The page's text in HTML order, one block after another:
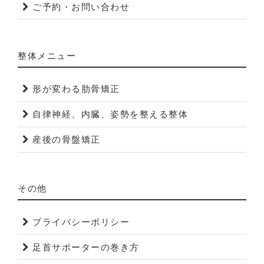
ご予約・お問い合わせ
整体メニュー
形が変わる肋骨矯正
自律神経、内臓、姿勢を整える整体
産後の骨盤矯正
その他
プライバシーポリシー
足首サポーターの巻き方